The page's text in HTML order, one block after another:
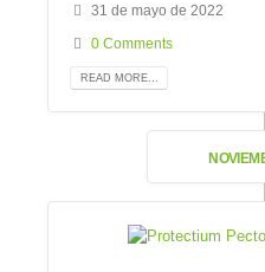
31 de mayo de 2022
0 Comments
READ MORE...